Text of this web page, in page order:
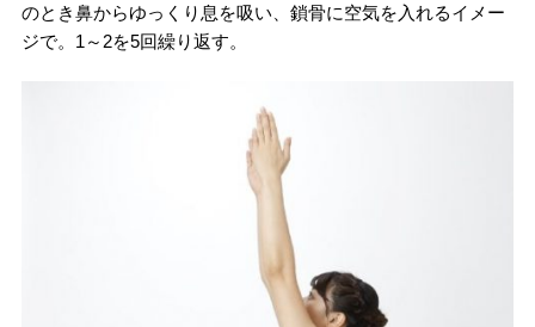
のとき鼻からゆっくり息を吸い、鎖骨に空気を入れるイメー
ジで。1～2を5回繰り返す。